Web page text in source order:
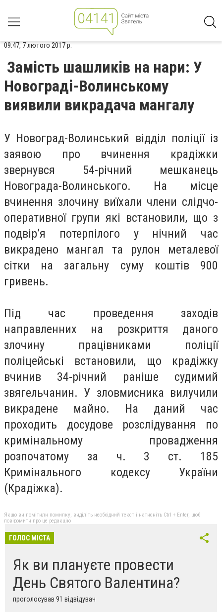
09:47, 7 лютого 2017 р.
Замість шашликів на нари: У
Новограді-Волинському
виявили викрадача мангалу
У Новоград-Волинський відділ поліції із
заявою про вчинення крадіжки
звернувся 54-річний мешканець
Новограда-Волинського. На місце
вчинення злочину виїхали члени слідчо-
оперативної групи які встановили, що з
подвір’я потерпілого у нічний час
викрадено мангал та рулон металевої
сітки на загальну суму коштів 900
гривень.
Під час проведення заходів
направленних на розкриття даного
злочину працівниками поліції
поліцейські встановили, що крадіжку
вчинив 34-річний раніше судимий
звягельчанин. У зловмисника вилучили
викрадене майно. На даний час
проходить досудове розслідування по
кримінальному провадження
розпочатому за ч. 3 ст. 185
Кримінального кодексу України
(Крадіжка).
Якщо ви помітили помилку, виділіть необхідний текст і натисніть Ctrl + Enter, щоб
повідомити про це редакцію
ГОЛОС МІСТА
Як ви плануєте провести
День Святого Валентина?
проголосував 91 відвідувач